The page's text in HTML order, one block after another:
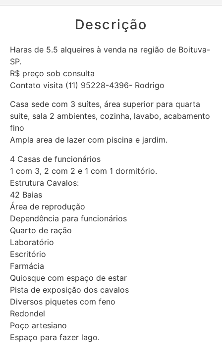
Descrição
Haras de 5.5 alqueires à venda na região de Boituva-
SP.
R$ preço sob consulta
Contato visita (11) 95228-4396- Rodrigo
Casa sede com 3 suítes, área superior para quarta
suite, sala 2 ambientes, cozinha, lavabo, acabamento
fino
Ampla area de lazer com piscina e jardim.
4 Casas de funcionários
1 com 3, 2 com 2 e 1 com 1 dormitório.
Estrutura Cavalos:
42 Baias
Área de reprodução
Dependência para funcionários
Quarto de ração
Laboratório
Escritório
Farmácia
Quiosque com espaço de estar
Pista de exposição dos cavalos
Diversos piquetes com feno
Redondel
Poço artesiano
Espaço para fazer lago.